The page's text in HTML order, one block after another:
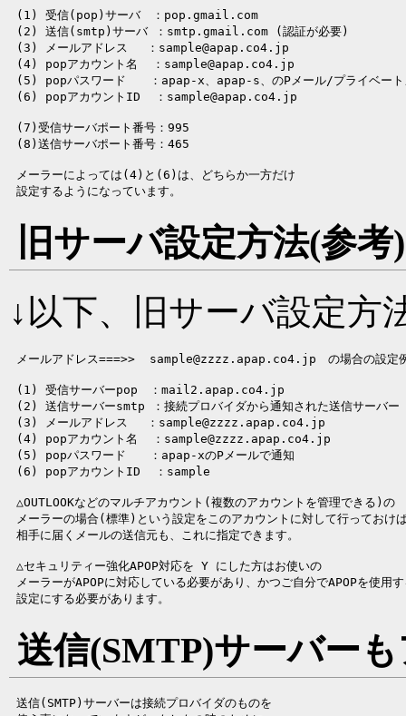
(1) 受信(pop)サーバ　：pop.gmail.com
(2) 送信(smtp)サーバ ：smtp.gmail.com (認証が必要)
(3) メールアドレス　 ：sample@apap.co4.jp
(4) popアカウント名  ：sample@apap.co4.jp
(5) popパスワード　　：apap-x、apap-s、のPメール/プライベー
(7)受信サーバポート番号：995
メーラーによっては(4)と(6)は、どちらか一方だけ
旧サーバ設定方法(参考)
↓以下、旧サーバ設定方
(1) 受信サーバーpop　：mail2.apap.co4.jp
(2) 送信サーバーsmtp ：接続プロバイダから通知された送信サーバー
(3) メールアドレス　 ：sample@zzzz.apap.co4.jp
(4) popアカウント名  ：sample@zzzz.apap.co4.jp
(5) popパスワード　　：apap-xのPメールで通知
△OUTLOOKなどのマルチアカウント(複数のアカウントを管理できる)の
メーラーの場合(標準)という設定をこのアカウントに対して行っておけ
△セキュリティー強化APOP対応を Y にした方はお使いの
メーラーがAPOPに対応している必要があり、かつご自分でAPOPを使用
送信(SMTP)サーバー
送信(SMTP)サーバーは接続プロバイダのものを